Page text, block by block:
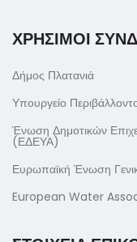
ΧΡΗΣΙΜΟΙ
Δήμος Πλατανιά
Υπουργείο
Ένωση Δημοτικών
(ΕΔΕΥΑ)
Ευρωπαϊκή Ένωση
European Water